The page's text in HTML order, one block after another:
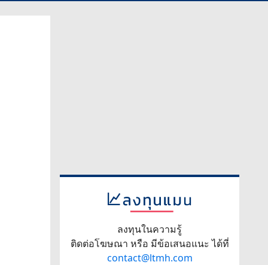
ลงทุนในความรู้
ติดต่อโฆษณา หรือ มีข้อเสนอแนะ ได้ที่
contact@ltmh.com